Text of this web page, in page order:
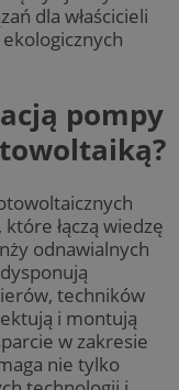
dla właścicieli
pompy
łączą wiedzę
odnawialnych
techników
i montują
w zakresie
nie tylko